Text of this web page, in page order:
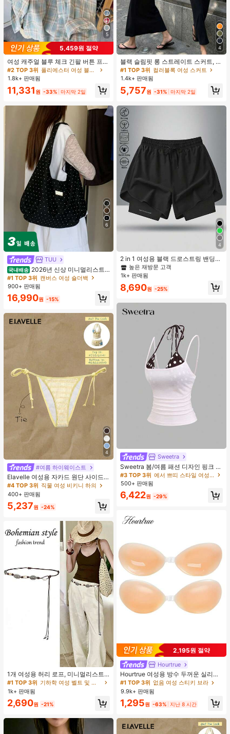
5
5,459원 절약
여성 캐주얼 블루 체크 긴팔 버튼 프론
트 폴리에스터 셔츠, 레귤러 핏, 봄 의
류, 편안한 스타일
#2 TOP 3위
폴리에스터 여성 블라우스
1.8k+ 판매됨
11,331 원 -33% 마지막 2일
6
TUU
국내배송 2026년 신상 미니멀리스트
도트 캔버스 토트백, 대용량 캐주얼 다
용도 통근 숄더 핸드백
#1 TOP 3위 캔버스 여성 숄더백
900+ 판매됨
16,990원 -15%
4
#여름 하이웨이스트
Elavelle 여성용 자카드 원단 사이드
타이 비키니 하의, 봄/여름
#4 TOP 3위 직물 여성 비키니 하의
400+ 판매됨
5,237원 -24%
1개 여성용 허리 로프, 미니멀리스트
보헤미안 패션 매듭 허리 벨트, 드레
스, 캐주얼 팬츠와 함께 일상 착용에
적합한 장식용 허리 액세서리
거의 매진!
#1 TOP 3위
기하학 여성 벨트 및 벨트 액세서리
거의 매진!
#1 TOP 3위
기하학 여성 벨트 및 벨트 액세서리
거의 매진!
#1 TOP 3위
1k+ 판매됨
2,690원 -21%
4
블랙 슬림핏 롱 스트레이트 스커트, 여
성 패션 폴리에스터 캐주얼 파티 스커
트, 다용도 및 귀여운, 일상 착용에 적
합, 여름 휴가. 해변, 음악 축제 및 여름
휴가에 완벽, 90년대
#1 TOP 3위 컬러블록 여성 스커트
1.4k+ 판매됨
5,757원 -31% 마지막 2일
4
2 in 1 여성용 블랙 드로스트링 밴딩
허리 곡선 밑단 캐주얼 러닝 트레이닝
운동 반바지
#1 TOP 3위 여성 액티브 바텀
높은 재방문 고객
#1 TOP 3위 여성 액티브 바텀
높은 재방문 고객
#1 TOP 3위
높은 재방문 고객
1k+ 판매됨
8,690원 -25%
Sweetra
Sweetra 봄/여름 패션 디자인 핑크 스
트라이프 브라운 폴카 도트 스파게티
스트랩 2 In 1 스위트 걸리시 비치 로
맨틱 휴가 스타일 여성용 캐미 탱크 탑
#3 TOP 3위
에서 쁘띠 스타일 여성 상의, 블라우스 & 티
500+ 판매됨
6,422원 -29%
2,195원 절약
Hourtrue
Hourtrue 여성용 방수 두꺼운 실리콘
가슴 페탈, 작은 가슴 리프트업 & 푸시
인용, 웨딩 촬영 및 들러리용
#1 TOP 3위 없음 여성 스티키 브라
9.9k+ 판매됨
1,295원 -63% 지난 8 시간